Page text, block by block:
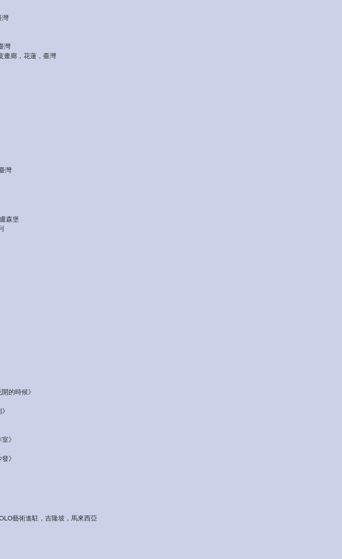
灣
灣
畫廊，花蓮，臺灣
灣
森堡
的時候》
》
》
藝術進駐，吉隆坡，馬來西亞